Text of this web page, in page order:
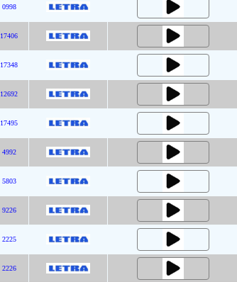
0998
17406
17348
12692
17495
4992
5803
9226
2225
2226